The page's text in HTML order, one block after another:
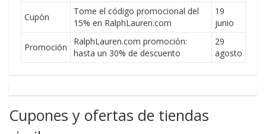
Cupón
Tome el código promocional del
15% en RalphLauren.com
19
junio
Promoción
RalphLauren.com promoción:
hasta un 30% de descuento
29
agosto
Cupones y ofertas de tiendas